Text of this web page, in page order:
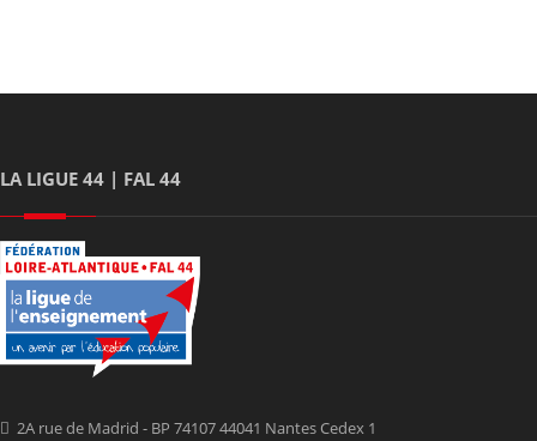
LA LIGUE 44 | FAL 44
2A rue de Madrid - BP 74107 44041 Nantes Cedex 1